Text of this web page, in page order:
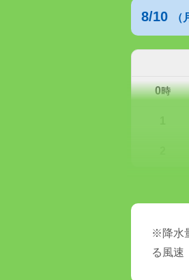
8/10 （
0時
※降水
る風速